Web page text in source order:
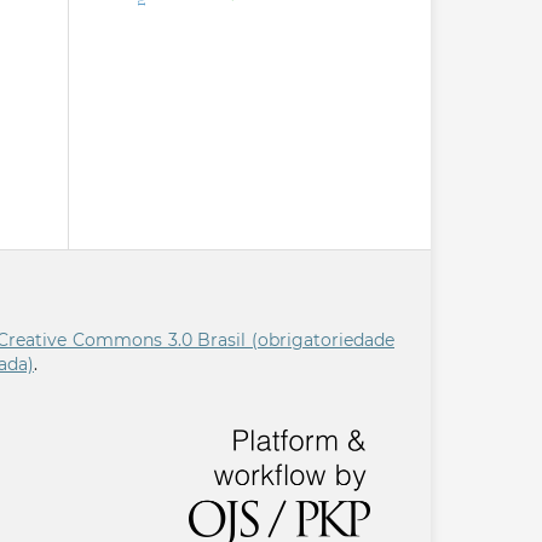
Commons 3.0 Brasil (obrigatoriedade
.